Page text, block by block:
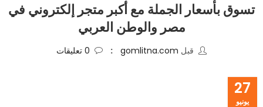
تسوق بأسعار الجملة مع أكبر متجر إلكتروني في
مصر والوطن العربي
قبل gomlitna.com
0 تعليقات
27
يونيو